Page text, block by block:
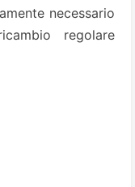
necessario
regolare